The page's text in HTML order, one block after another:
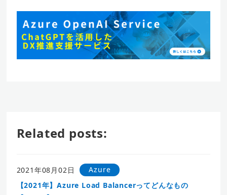
Related posts:
2021年08月02日
Azure
【2021年】Azure Load Balancerってどんなもの